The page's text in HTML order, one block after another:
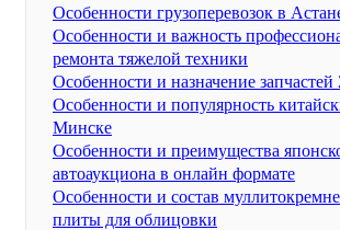
Особенности грузоперевозок в
Особенности и важность
ремонта тяжелой техники
Особенности и назначение запчастей
Особенности и популярность
Минске
Особенности и преимущества
автоаукциона в онлайн формате
Особенности и состав
плиты для облицовки